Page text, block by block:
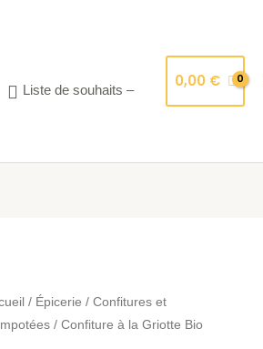
Liste de souhaits – 0,00 €
/ Épicerie / Confitures et
/ Confiture à la Griotte Bio